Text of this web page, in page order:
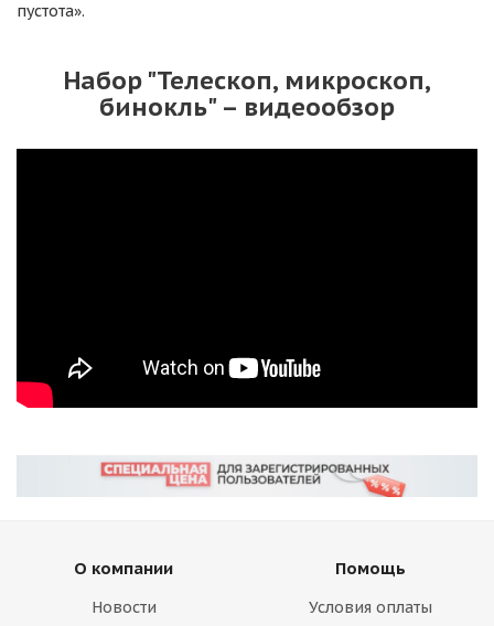
пустота».
Набор "Телескоп, микроскоп,
бинокль" – видеообзор
О компании
Новости
Помощь
Условия оплаты